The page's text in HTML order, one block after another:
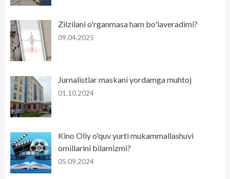
Zilzilani o'rganmasa ham bo'laveradimi?
09.04.2025
Jurnalistlar maskani yordamga muhtoj
01.10.2024
Kino Oliy o'quv yurti mukammallashuvi
omillarini bilamizmi?
05.09.2024